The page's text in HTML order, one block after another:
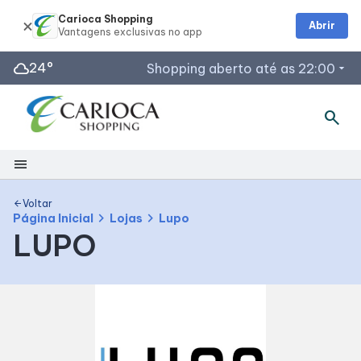
cloud24° Shopping aberto até as 22:00 arrow_drop_down
Horários de Funcionamento
Restaurantes
Segunda a Sábado: 10h às 22h
search
menu
Shopping
Mapa Interno
Facilidades
arrow_backVoltar
Página Inicial chevron_right Lojas chevron_right Lupo
LUPO
Carioca Shopping
Abrir